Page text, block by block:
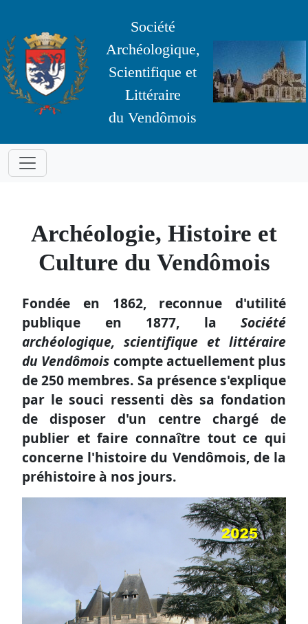
Société
Archéologique,
Scientifique et
Littéraire
du Vendômois
Archéologie, Histoire et
Culture du Vendômois
Fondée en 1862, reconnue d'utilité
publique en 1877, la Société
archéologique, scientifique et littéraire
du Vendômois compte actuellement plus
de 250 membres. Sa présence s'explique
par le souci ressenti dès sa fondation
de disposer d'un centre chargé de
publier et faire connaître tout ce qui
concerne l'histoire du Vendômois, de la
préhistoire à nos jours.